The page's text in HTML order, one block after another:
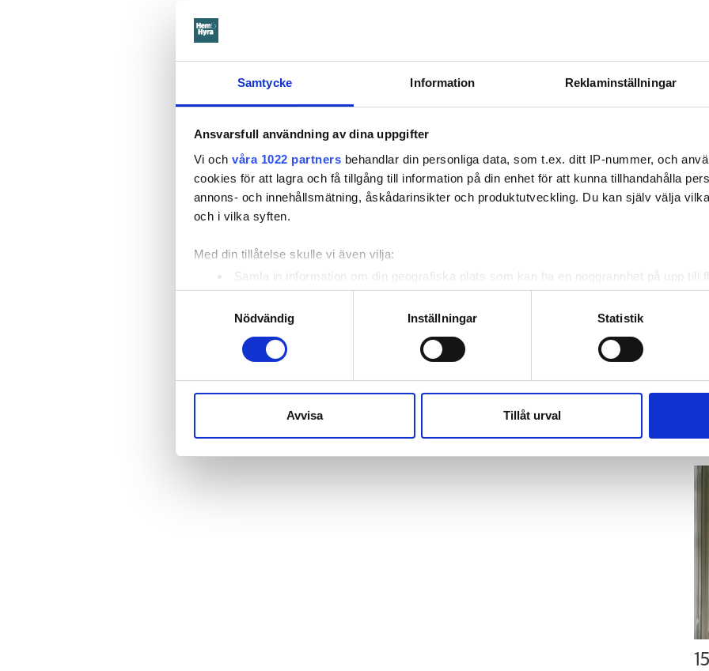
Samtycke Information Reklaminställningar
Ansvarsfull användning av dina uppgifter
Vi och våra 1022 partners behandlar din personliga data, som t.ex. ditt IP-nummer, och
cookies för att lagra och få tillgång till information på din enhet för att kunna tillhandahålla
annons- och innehållsmätning, åskådarinsikter och produktutveckling. Du kan själv välja
och i vilka syften.
Med din tillåtelse skulle vi även vilja:
Samla in information om din geografiska plats som kan ha en noggrannhet på upp till
Identifiera din enhet genom att aktivt skanna den för specifika kännetecken
Ta reda på mer om hur dina personliga uppgifter behandlas och ställ in dina preferenser i
eller dra tillbaka ditt samtycke när som helst från cookie-förklaringen.
sociala medier och analysera vår trafik. Vi vidarebefordrar även sådana identifierare och
till de sociala medier och annons- och analysföretag som vi samarbetar med. Dessa kan i
Nödvändig
Inställningar Statistik
Avvisa Tillåt urval